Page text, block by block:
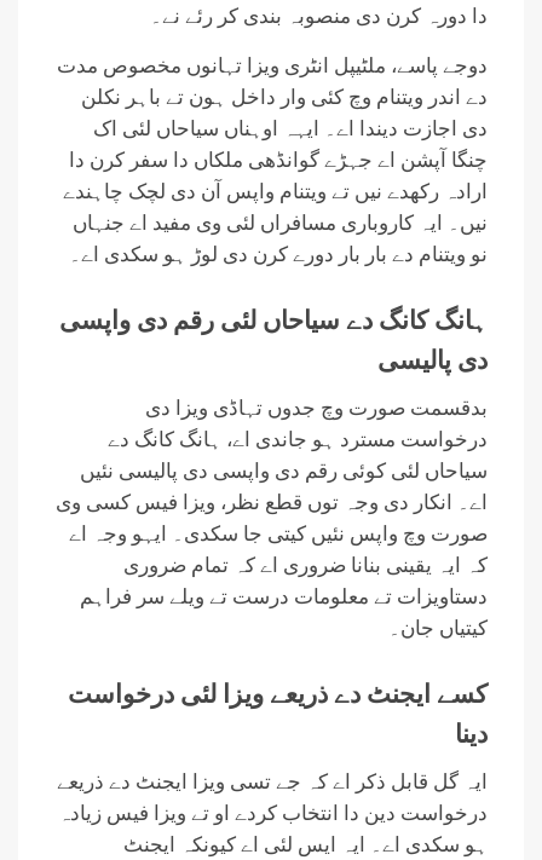
دا دورہ کرن دی منصوبہ بندی کر رئے نے۔
دوجے پاسے، ملٹیپل انٹری ویزا تہانوں مخصوص مدت
دے اندر ویتنام وچ کئی وار داخل ہون تے باہر نکلن
دی اجازت دیندا اے۔ ایہہ اوہناں سیاحاں لئی اک
چنگا آپشن اے جہڑے گوانڈھی ملکاں دا سفر کرن دا
ارادہ رکھدے نیں تے ویتنام واپس آن دی لچک چاہندے
نیں۔ ایہ کاروباری مسافراں ​​لئی وی مفید اے جنہاں
نو ویتنام دے بار بار دورے کرن دی لوڑ ہو سکدی اے۔
ہانگ کانگ دے سیاحاں لئی رقم دی واپسی
دی پالیسی
بدقسمت صورت وچ جدوں تہاڈی ویزا دی
درخواست مسترد ہو جاندی اے، ہانگ کانگ دے
سیاحاں لئی کوئی رقم دی واپسی دی پالیسی نئیں
اے۔ انکار دی وجہ توں قطع نظر، ویزا فیس کسی وی
صورت وچ واپس نئیں کیتی جا سکدی۔ ایہو وجہ اے
کہ ایہ یقینی بنانا ضروری اے کہ تمام ضروری
دستاویزات تے معلومات درست تے ویلے سر فراہم
کیتیاں جان۔
کسے ایجنٹ دے ذریعے ویزا لئی درخواست
دینا
ایہ گل قابل ذکر اے کہ جے تسی ویزا ایجنٹ دے ذریعے
درخواست دین دا انتخاب کردے او تے ویزا فیس زیادہ
ہو سکدی اے۔ ایہ ایس لئی اے کیونکہ ایجنٹ